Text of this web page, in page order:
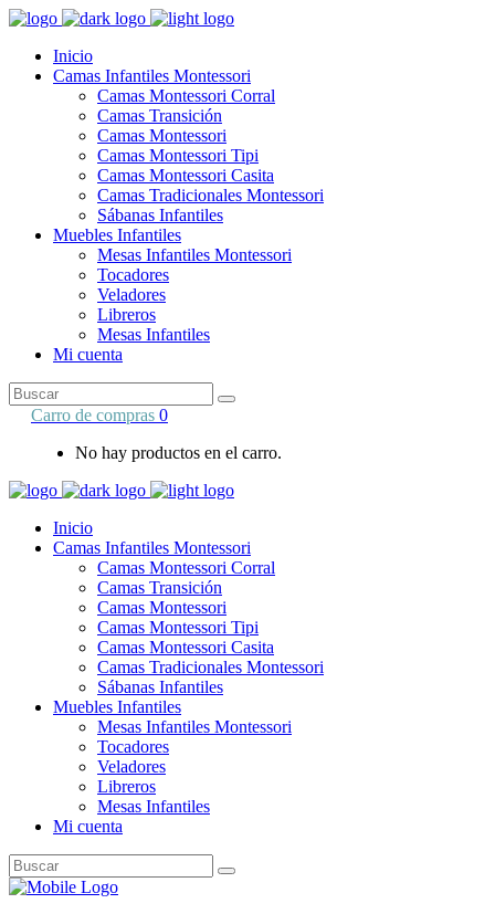
Inicio
Camas Infantiles Montessori
Camas Montessori Corral
Camas Transición
Camas Montessori
Camas Montessori Tipi
Camas Montessori Casita
Camas Tradicionales Montessori
Sábanas Infantiles
Muebles Infantiles
Mesas Infantiles Montessori
Tocadores
Veladores
Libreros
Mesas Infantiles
Mi cuenta
Search
for:Carro de compras 0
No hay productos en el carro.
Inicio
Camas Infantiles Montessori
Camas Montessori Corral
Camas Transición
Camas Montessori
Camas Montessori Tipi
Camas Montessori Casita
Camas Tradicionales Montessori
Sábanas Infantiles
Muebles Infantiles
Mesas Infantiles Montessori
Tocadores
Veladores
Libreros
Mesas Infantiles
Mi cuenta
Search
for: